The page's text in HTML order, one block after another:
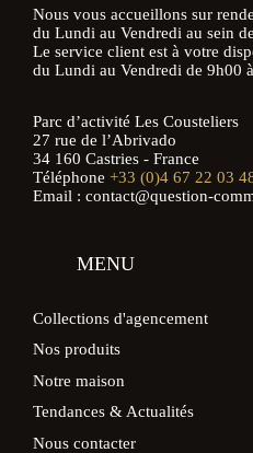
Nous vous accueillons sur
du Lundi au Vendredi au sein
Le service client est à votre
du Lundi au Vendredi de 9h00
Parc d’activité Les Cousteliers
27 rue de l’Abrivado
34 160 Castries - France
Téléphone +33 (0)4 67 22 03
Email : contact@question-
MENU
Collections d'agencement
Nos produits
Notre maison
Tendances & Actualités
Nous contacter